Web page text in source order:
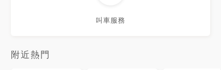
叫車服務
附近熱門